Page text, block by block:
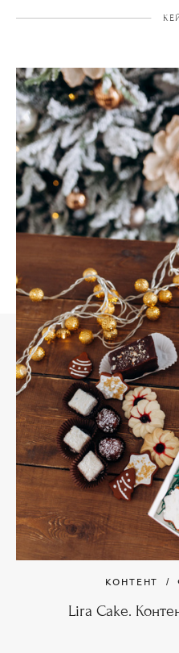
КОНТЕНТ
Lira Cake.